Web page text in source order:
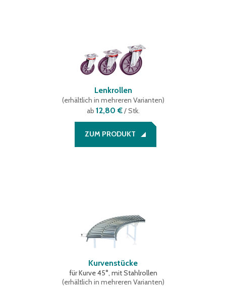
Lenkrollen
(erhältlich in mehreren Varianten)
ab 12,80 €/ Stk.
ZUM PRODUKT
Kurvenstücke
für Kurve 45°, mit Stahlrollen
(erhältlich in mehreren Varianten)